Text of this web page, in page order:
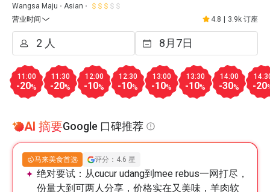
Wangsa Maju
Asian
营业时间
4.8 3.9k 订座
11:00
-20%
11:30
-20%
12:00
-10%
12:30
-10%
13:00
-10%
13:30
-10%
14:00
-30% -20
AI 摘要Google 口碑推荐
马来美食首选 评分：4.6 星
绝对要试： 从cucur udang到mee rebus一网打尽，
份量大到可两人分享，价格实在又美味，羊肉软